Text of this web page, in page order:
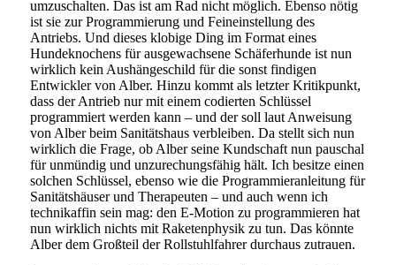
umzuschalten. Das ist am Rad nicht möglich. Ebenso nötig
ist sie zur Programmierung und Feineinstellung des
Antriebs. Und dieses klobige Ding im Format eines
Hundeknochens für ausgewachsene Schäferhunde ist nun
wirklich kein Aushängeschild für die sonst findigen
Entwickler von Alber. Hinzu kommt als letzter Kritikpunkt,
dass der Antrieb nur mit einem codierten Schlüssel
programmiert werden kann – und der soll laut Anweisung
von Alber beim Sanitätshaus verbleiben. Da stellt sich nun
wirklich die Frage, ob Alber seine Kundschaft nun pauschal
für unmündig und unzurechungsfähig hält. Ich besitze einen
solchen Schlüssel, ebenso wie die Programmieranleitung für
Sanitätshäuser und Therapeuten – und auch wenn ich
technikaffin sein mag: den E-Motion zu programmieren hat
nun wirklich nichts mit Raketenphysik zu tun. Das könnte
Alber dem Großteil der Rollstuhlfahrer durchaus zutrauen.